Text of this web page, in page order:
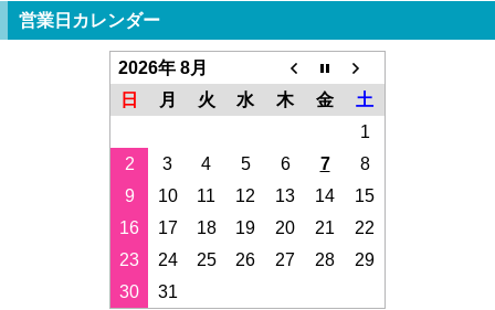
営業日カレンダー
2026年 8月
日
月 火 水 木 金
土
1
2
3 4 5 6 7
8
9
10 11 12 13 14
15
16
17 18 19 20 21
22
23
24 25 26 27 28
29
30
31